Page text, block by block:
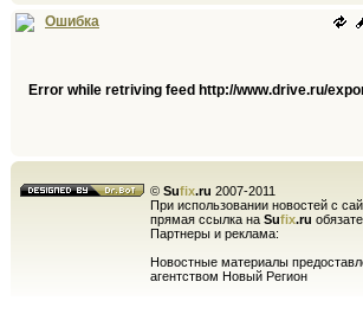
Ошибка
Error while retriving feed http://www.drive.ru/
© Sufix.ru 2007-2011
При использовании новостей с
прямая ссылка на Sufix.ru
Партнеры и реклама:
Новостные материалы
агентством Новый Регион